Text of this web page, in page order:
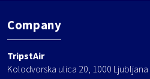
Company
TripstAir
Kolodvorska ulica 20, 1000 Ljubljana